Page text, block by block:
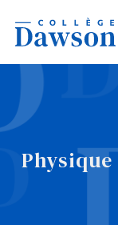
Physique